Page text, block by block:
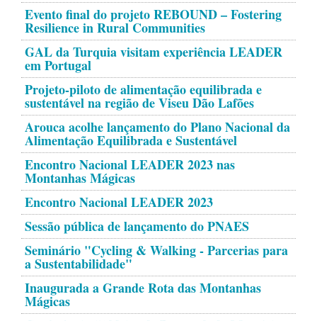
Evento final do projeto REBOUND – Fostering
Resilience in Rural Communities
GAL da Turquia visitam experiência LEADER
em Portugal
Projeto-piloto de alimentação equilibrada e
sustentável na região de Viseu Dão Lafões
Arouca acolhe lançamento do Plano Nacional da
Alimentação Equilibrada e Sustentável
Encontro Nacional LEADER 2023 nas
Montanhas Mágicas
Encontro Nacional LEADER 2023
Sessão pública de lançamento do PNAES
Seminário "Cycling & Walking - Parcerias para
a Sustentabilidade"
Inaugurada a Grande Rota das Montanhas
Mágicas